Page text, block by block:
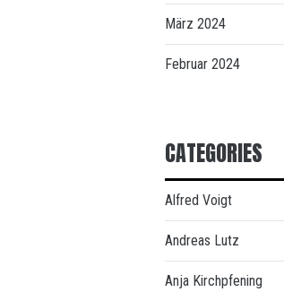
März 2024
Februar 2024
CATEGORIES
Alfred Voigt
Andreas Lutz
Anja Kirchpfening